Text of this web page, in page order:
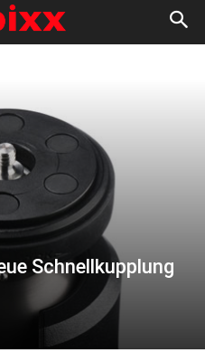
Schnellkupplung